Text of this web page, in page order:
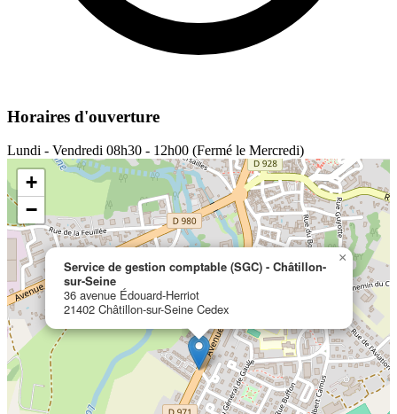
Horaires d'ouverture
Lundi - Vendredi 08h30 - 12h00 (Fermé le Mercredi)
Service de gestion comptable (SGC) - Châtillon-
sur-Seine
36 avenue Édouard-Herriot
21402 Châtillon-sur-Seine Cedex
×
+
−